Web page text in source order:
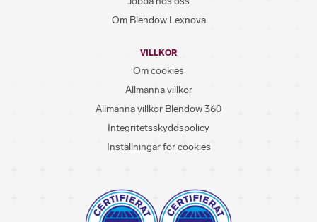
Om Blendow Lexnova
VILLKOR
Om cookies
Allmänna villkor
Allmänna villkor Blendow 360
Integritetsskyddspolicy
Inställningar för cookies